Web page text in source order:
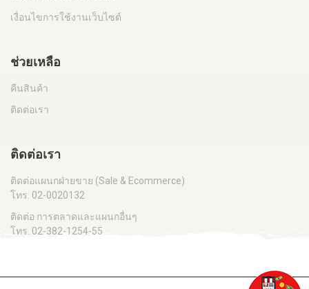
เงื่อนไขการใช้งานเว็บไซต์
ช่วยเหลือ
คืนสินค้า
ติดต่อเรา
ติดต่อเรา
ติดต่อแผนกฝ่ายขาย (Sale & Ecommerce)
โทร. 02-0020132
ติดต่อ การตลาดและแผนกอื่นๆ
โทร. 02-382-1254-55